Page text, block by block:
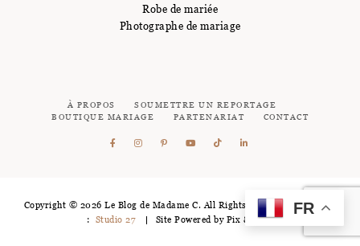
Robe de mariée
Photographe de mariage
À PROPOS
SOUMETTRE UN REPORTAGE
BOUTIQUE MARIAGE
PARTENARIAT CONTACT
Copyright © 2026 Le Blog de Madame C. All Rights Reserved - Logotype
: Studio 27 Site Powered by Pix & Hue.
FR